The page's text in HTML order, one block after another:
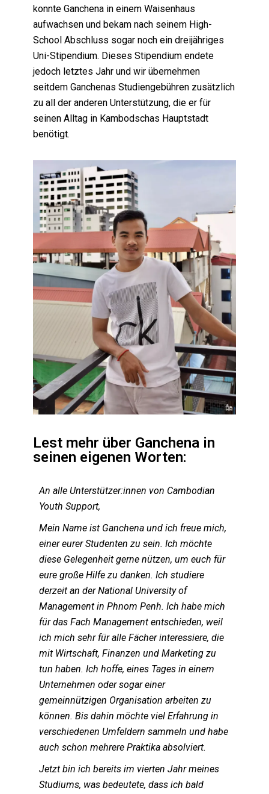
konnte Ganchena in einem Waisenhaus
aufwachsen und bekam nach seinem High-
School Abschluss sogar noch ein dreijähriges
Uni-Stipendium. Dieses Stipendium endete
jedoch letztes Jahr und wir übernehmen
seitdem Ganchenas Studiengebühren zusätzlich
zu all der anderen Unterstützung, die er für
seinen Alltag in Kambodschas Hauptstadt
benötigt.
Lest mehr über Ganchena in
seinen eigenen Worten:
An alle Unterstützer:innen von Cambodian
Youth Support,
Mein Name ist Ganchena und ich freue mich,
einer eurer Studenten zu sein. Ich möchte
diese Gelegenheit gerne nützen, um euch für
eure große Hilfe zu danken. Ich studiere
derzeit an der National University of
Management in Phnom Penh. Ich habe mich
für das Fach Management entschieden, weil
ich mich sehr für alle Fächer interessiere, die
mit Wirtschaft, Finanzen und Marketing zu
tun haben. Ich hoffe, eines Tages in einem
Unternehmen oder sogar einer
gemeinnützigen Organisation arbeiten zu
können. Bis dahin möchte viel Erfahrung in
verschiedenen Umfeldern sammeln und habe
auch schon mehrere Praktika absolviert.
Jetzt bin ich bereits im vierten Jahr meines
Studiums, was bedeutete, dass ich bald